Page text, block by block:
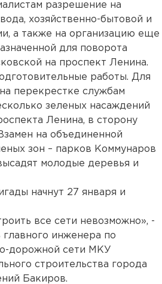
разрешение на
хозяйственно-бытовой и
а также на организацию еще
для поворота
на проспект Ленина.
работы. Для
перекрестке службам
зеленых насаждений
Ленина, в сторону
на объединенной
зон – парков Коммунаров
молодые деревья и
начнут 27 января и
все сети невозможно», -
главного инженера по
дорожной сети МКУ
строительства города
Бакиров.